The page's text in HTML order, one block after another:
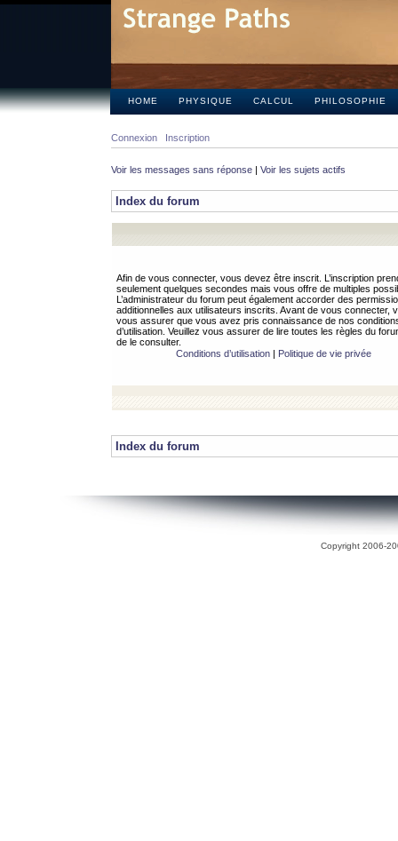
HOME PHYSIQUE CALCUL PHILOSOPHIE
Connexion Inscription
Voir les messages sans réponse | Voir les sujets actifs
Index du forum
Afin de vous connecter, vous devez être inscrit. L’inscription
seulement quelques secondes mais vous offre de multiples
L’administrateur du forum peut également accorder des
additionnelles aux utilisateurs inscrits. Avant de vous connecter,
vous assurer que vous avez pris connaissance de nos
d’utilisation. Veuillez vous assurer de lire toutes les règles du
de le consulter.
Conditions d’utilisation| Politique de vie privée
Index du forum
Copyright 2006-